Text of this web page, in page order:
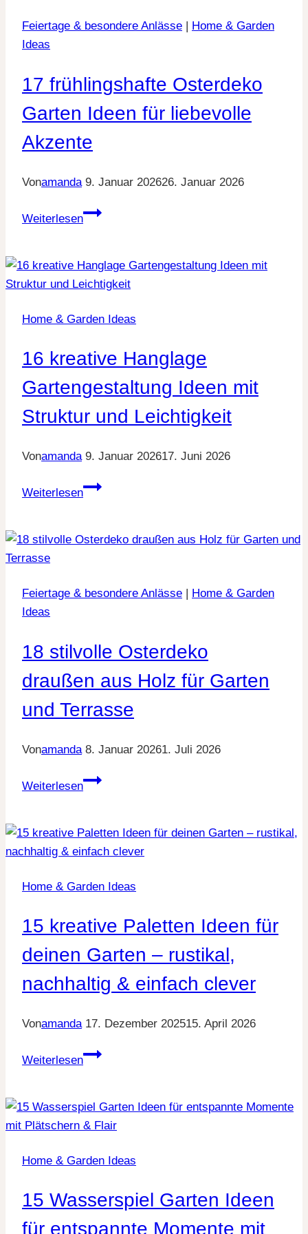
kunstvollen
Feiertage & besondere Anlässe
Home & Garden
Ideas
17 frühlingshafte Osterdeko
Garten Ideen für liebevolle
Akzente
Vonamanda 9. Januar 202626. Januar 2026
Weiterlesen
17
Garten
Ideen
liebevolle
Home & Garden Ideas
16 kreative Hanglage
Gartengestaltung Ideen mit
Struktur und Leichtigkeit
Vonamanda 9. Januar 202617. Juni 2026
Weiterlesen
16
Gartengestaltung
Struktur
Feiertage & besondere Anlässe
Home & Garden
Ideas
18 stilvolle Osterdeko
draußen aus Holz für Garten
und Terrasse
Vonamanda 8. Januar 20261. Juli 2026
Weiterlesen
18
draußen
aus
für
und
Terrasse
Home & Garden Ideas
15 kreative Paletten Ideen für
deinen Garten – rustikal,
nachhaltig & einfach clever
Vonamanda 17. Dezember 202515. April 2026
Weiterlesen
15
Ideen
für
Garten
rustikal,
nachhaltig
Home & Garden Ideas
15 Wasserspiel Garten Ideen
für entspannte Momente mit